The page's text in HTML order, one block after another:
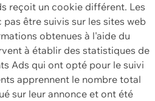
reçoit un cookie différent. Les
être suivis sur les sites web
obtenues à l'aide du
à établir des statistiques de
Ads qui ont opté pour le suivi
apprennent le nombre total
sur leur annonce et ont été